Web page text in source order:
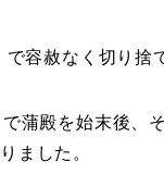
容赦なく切り捨
蒲殿を始末後、
ました。